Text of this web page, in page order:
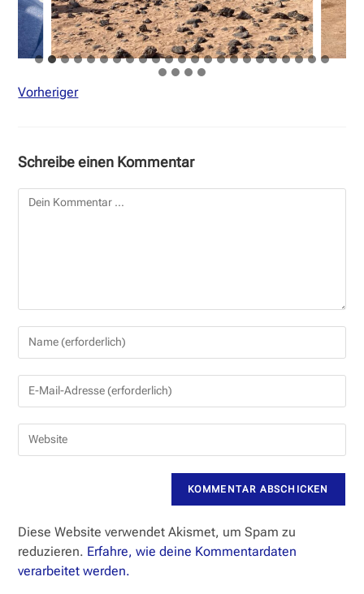
Vorheriger
Schreibe einen Kommentar
Kommentar
Gib
Namen
oder
zum
Gib
E-
Mail-
Gib
(optional)
Diese Website verwendet Akismet, um Spam zu
reduzieren. Erfahre, wie deine Kommentardaten
verarbeitet werden.